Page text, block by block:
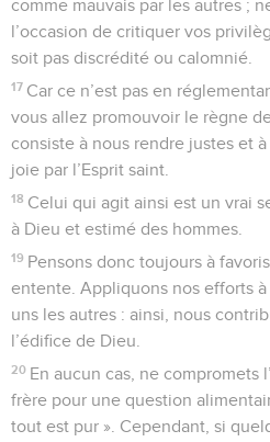
comme mauvais par les autres ;
l’occasion de critiquer vos
soit pas discrédité ou calomnié.
17 Car ce n’est pas en
vous allez promouvoir le règne
consiste à nous rendre justes et
joie par l’Esprit saint.
18 Celui qui agit ainsi est un vrai
à Dieu et estimé des hommes.
19 Pensons donc toujours à
entente. Appliquons nos efforts
uns les autres : ainsi, nous
l’édifice de Dieu.
20 En aucun cas, ne compromets
frère pour une question
tout est pur ». Cependant, si